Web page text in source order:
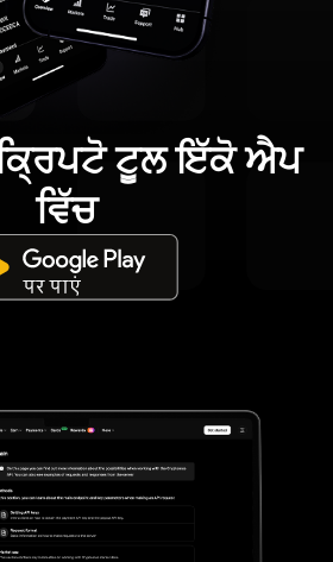
ਕ੍ਰਿਪਟੋ ਟੂਲ ਇੱਕੋ ਐਪ
ਵਿੱਚ